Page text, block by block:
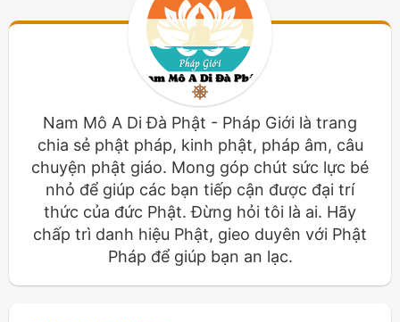
Nam Mô A Di Đà Phật - Pháp Giới là trang
chia sẻ phật pháp, kinh phật, pháp âm, câu
chuyện phật giáo. Mong góp chút sức lực bé
nhỏ để giúp các bạn tiếp cận được đại trí
thức của đức Phật. Đừng hỏi tôi là ai. Hãy
chấp trì danh hiệu Phật, gieo duyên với Phật
Pháp để giúp bạn an lạc.